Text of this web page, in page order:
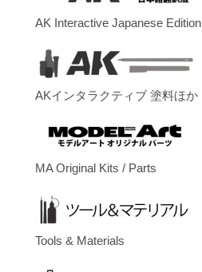
AK Interactive Japanese Edition
AKインタラクティブ 塗料ほか
MA Original Kits / Parts
Tools & Materials